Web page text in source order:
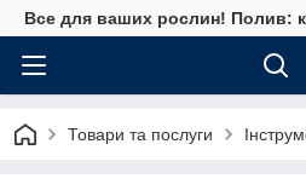
Все для ваших рослин! Полив:
Товари та послуги